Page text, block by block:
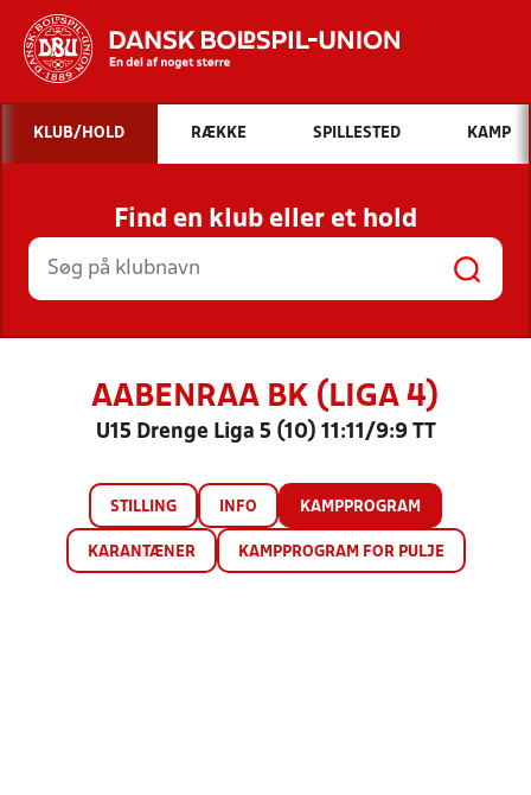
Hvad vil du søge efter?
INDHOLD OG NYHEDER
STILLINGER, RESULTATER, KLUBBER OG
HOLD
KLUB/HOLD RÆKKE SPILLESTED KAMP
Find en klub eller et hold
AABENRAA BK (LIGA 4)
U15 Drenge Liga 5 (10) 11:11/9:9 TT
STILLING INFO KAMPPROGRAM
KARANTÆNER KAMPPROGRAM FOR PULJE